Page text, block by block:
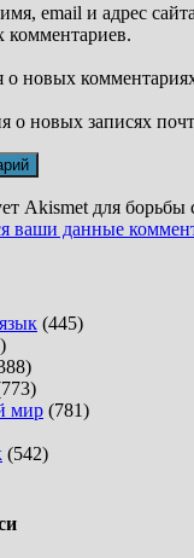
email и адрес
о новых
о новых записях
Akismet для борьбы
ваши данные
(445)
мир (781)
(542)